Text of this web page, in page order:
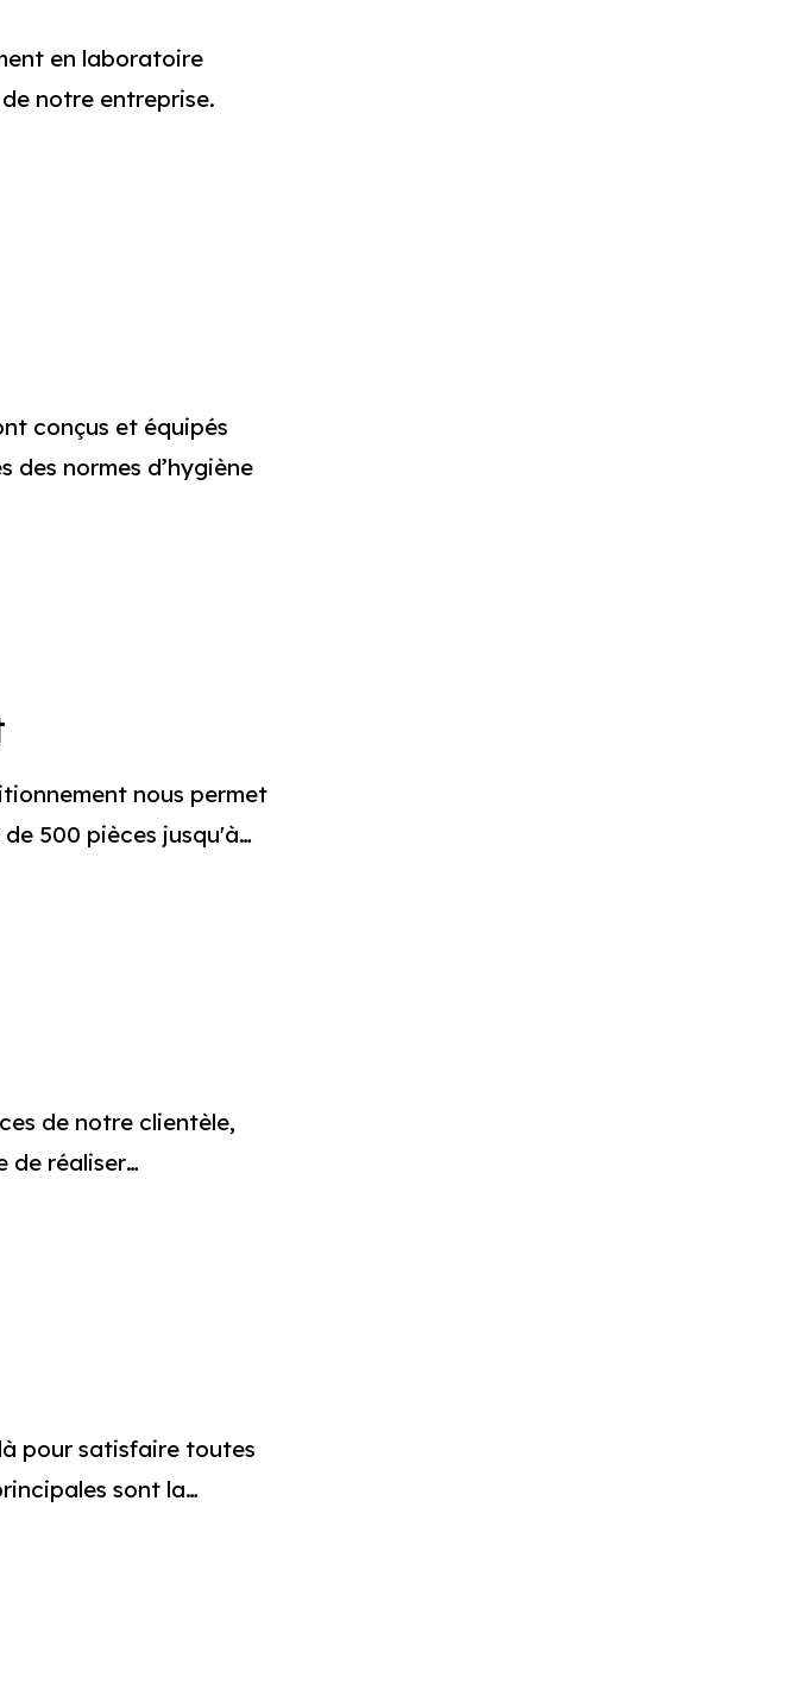
en laboratoire
notre entreprise.
conçus et équipés
des normes d’hygiène
nous permet
500 pièces jusqu'à…
de notre clientèle,
de réaliser…
pour satisfaire toutes
sont la…